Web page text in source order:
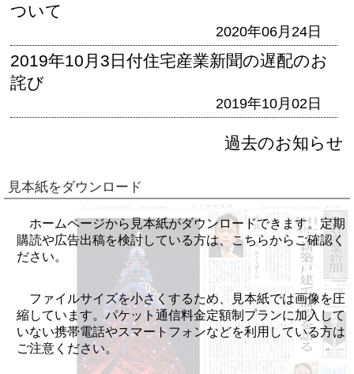
ついて
2020年06月24日
2019年10月3日付住宅産業新聞の遅配のお
詫び
2019年10月02日
過去のお知らせ
見本紙をダウンロード
ホームページから見本紙がダウンロードできます。定期
購読や広告出稿を検討している方は、こちらからご確認く
ださい。
ファイルサイズを小さくするため、見本紙では画像を圧
縮しています。パケット通信料金定額制プランに加入して
いない携帯電話やスマートフォンなどを利用している方は
ご注意ください。